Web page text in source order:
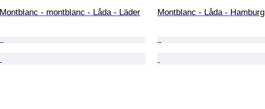
Montblanc - montblanc - Låda - Läder Montblanc - Låda - Hamburg